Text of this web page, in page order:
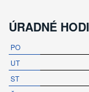
ÚRADNÉ
PO
UT
ST